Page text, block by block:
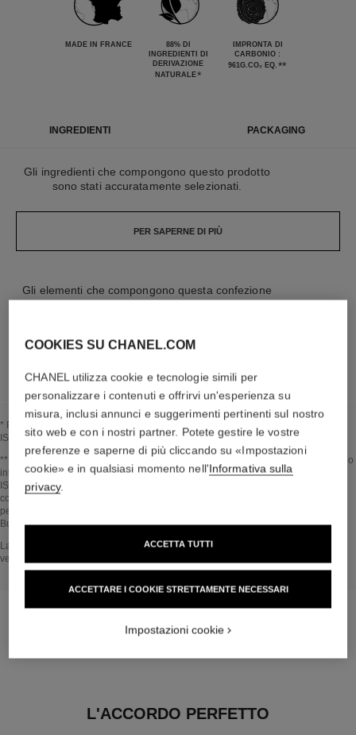
MADE IN FRANCE
88% DI
INGREDIENTI DI
DERIVAZIONE
NATURALE*
IMPRONTA DI
CARBONIO :
961G.CO₂ EQ. **
INGREDIENTI PACKAGING
Gli ingredienti che compongono questo prodotto
sono stati accuratamente selezionati.
PER SAPERNE DI PIÙ
Gli elementi che compongono questa confezione
sono stati progettati con cura.
PER SAPERNE DI PIÙ
* Proporzione di ingredienti e derivati naturali calcolata in conformità alla norma
ISO 16128.
Tornare al video↩
** Stima calcolata nell’Aprile 2021 usando il metodo pubblicato dall’IPCC (Gruppo
intergovernativo sul cambiamento climatico) nel 2013 e in conformità alla norma
ISO 14067. Ambito di analisi: fabbricazione degli ingredienti cosmetici e dei
componenti dell'imballaggio, produzione, distribuzione, utilizzo del prodotto (se
pertinente al prodotto) e fine vita dell'imballaggio. Metodologia verificata da
Bureau Veritas.
Tornare al video↩
La sezione NEL CUORE DEL PRODOTTO si basa su informazioni raccolte e
verificate a aprile 2021.
L'ACCORDO PERFETTO
COOKIES SU CHANEL.COM
CHANEL utilizza cookie e tecnologie simili per
personalizzare i contenuti e offrirvi un'esperienza su
misura, inclusi annunci e suggerimenti pertinenti sul nostro
sito web e con i nostri partner. Potete gestire le vostre
preferenze e saperne di più cliccando su «Impostazioni
cookie» e in qualsiasi momento nell'Informativa sulla
privacy.
ACCETTARE I COOKIE STRETTAMENTE NECESSARI
ACCETTA TUTTI
Impostazioni cookie